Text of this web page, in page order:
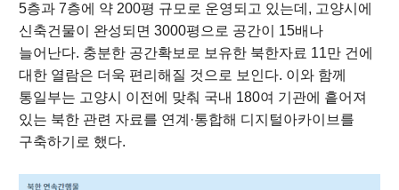
5층과 7층에 약 200평 규모로 운영되고 있는데, 고양시에
신축건물이 완성되면 3000평으로 공간이 15배나
늘어난다. 충분한 공간확보로 보유한 북한자료 11만 건에
대한 열람은 더욱 편리해질 것으로 보인다. 이와 함께
통일부는 고양시 이전에 맞춰 국내 180여 기관에 흩어져
있는 북한 관련 자료를 연계·통합해 디지털아카이브를
구축하기로 했다.